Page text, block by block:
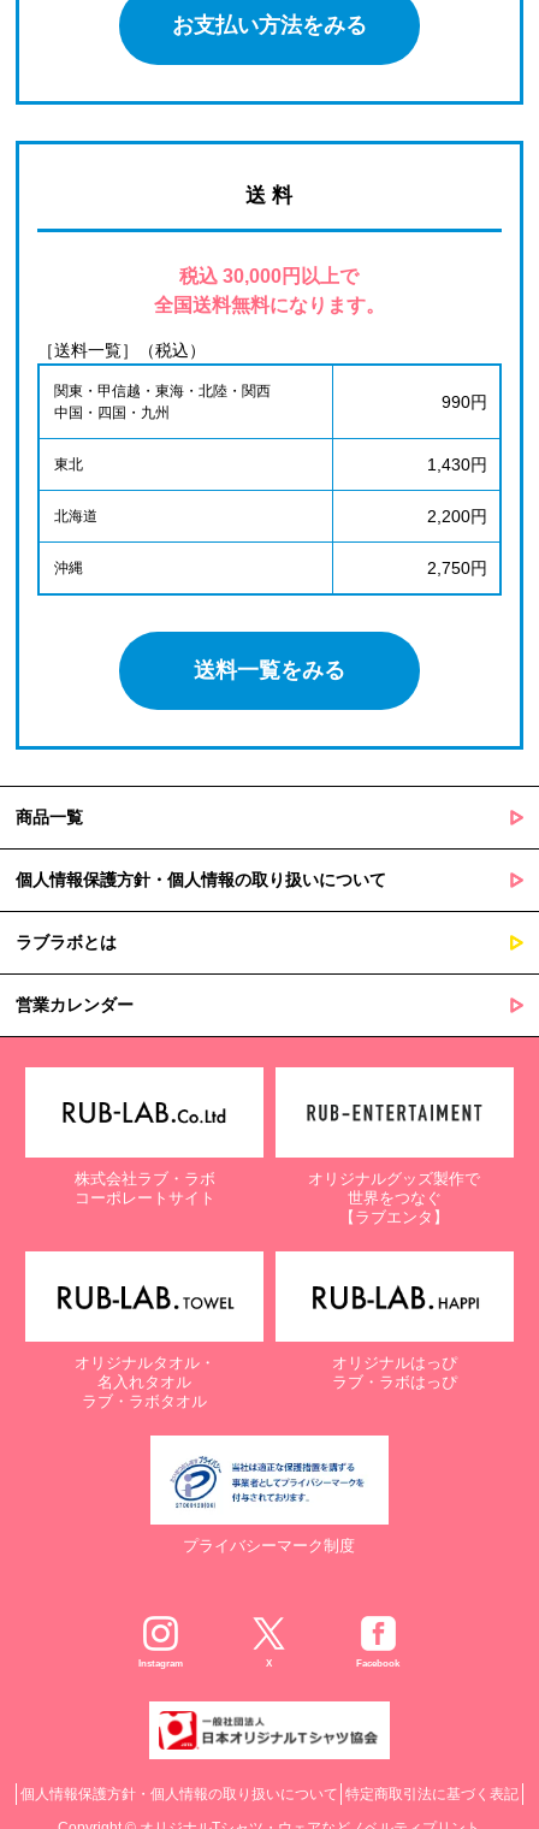
お支払い方法をみる
送 料
税込 30,000円以上で
全国送料無料になります。
［送料一覧］（税込）
関東・甲信越・東海・北陸・関西
中国・四国・九州
990円
東北 1,430円
北海道 2,200円
沖縄 2,750円
送料一覧をみる
商品一覧
個人情報保護方針・個人情報の取り扱いについて
ラブラボとは
営業カレンダー
株式会社ラブ・ラボ
コーポレートサイト
オリジナルグッズ製作で
世界をつなぐ
【ラブエンタ】
オリジナルタオル・
名入れタオル
ラブ・ラボタオル
オリジナルはっぴ
ラブ・ラボはっぴ
プライバシーマーク制度
Instagram X Facebook
個人情報保護方針・個人情報の取り扱いについて 特定商取引法に基づく表記